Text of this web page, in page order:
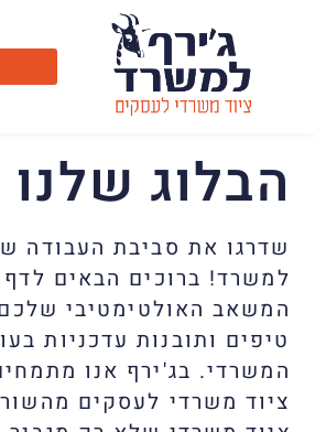
הבלוג שלנו
שדרגו את סביבת העבודה
למשרד! ברוכים הבאים
המשאב האולטימטיבי
טיפים ותובנות עדכניות
המשרדי. בג'ירף אנו
ציוד משרדי לעסקים